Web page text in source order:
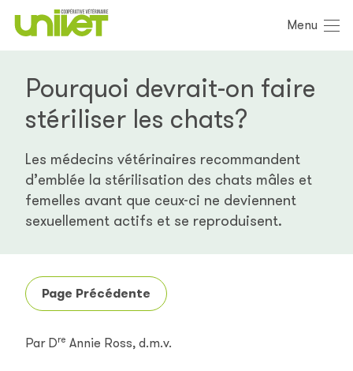
Menu
Pourquoi devrait-on faire
stériliser les chats?
Les médecins vétérinaires recommandent
d’emblée la stérilisation des chats mâles et
femelles avant que ceux-ci ne deviennent
sexuellement actifs et se reproduisent.
Page Précédente
Par Dre Annie Ross, d.m.v.